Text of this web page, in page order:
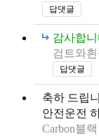
답댓글
감사합
검트와흰
답댓글
축하 드립
안전운전
Carbon블랙